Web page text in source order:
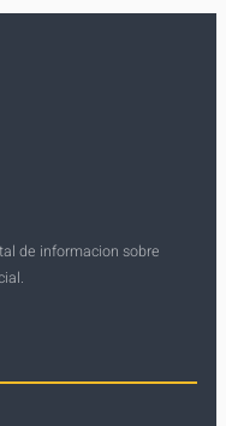
de informacion sobre